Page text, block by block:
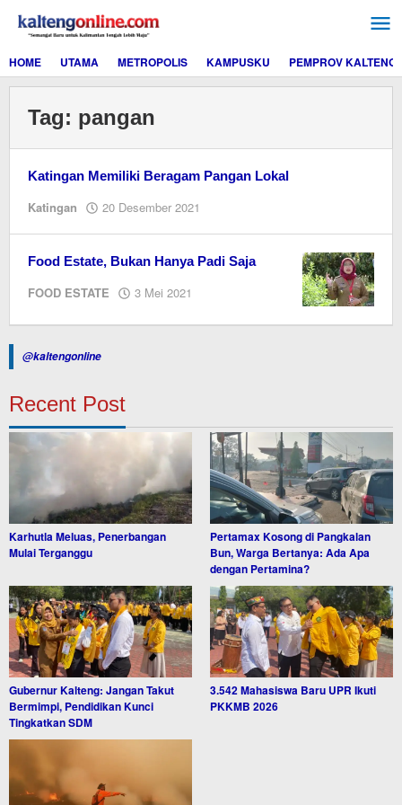
konten
HOME
UTAMA METROPOLIS KAMPUSKU PEMPROV KALTENG
Tag: pangan
Katingan Memiliki Beragam Pangan Lokal
Katingan 20 Desember 2021
Food Estate, Bukan Hanya Padi Saja
FOOD ESTATE 3 Mei 2021
kaltengonline.com
@kaltengonline
Recent Post
Karhutla Meluas, Penerbangan
Mulai Terganggu
Pertamax Kosong di Pangkalan
Bun, Warga Bertanya: Ada Apa
dengan Pertamina?
Gubernur Kalteng: Jangan Takut
Bermimpi, Pendidikan Kunci
Tingkatkan SDM
3.542 Mahasiswa Baru UPR Ikuti
PKKMB 2026